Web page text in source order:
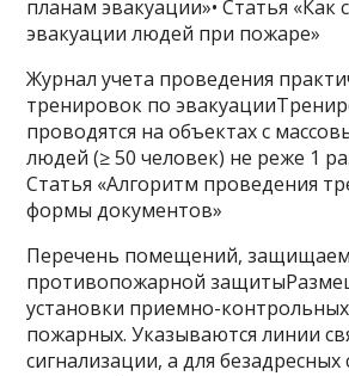
планам эвакуации»• Статья «Как
эвакуации людей при пожаре»
Журнал учета проведения
тренировок по
проводятся на объектах с
людей (≥ 50 человек) не реже 1
Статья «Алгоритм проведения
формы документов»
Перечень помещений,
противопожарной
установки приемно-
пожарных. Указываются линии
сигнализации, а для безадресных